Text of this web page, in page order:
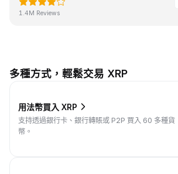
1.4M Reviews
多種方式，輕鬆交易 XRP
用法幣買入 XRP
支持透過銀行卡、銀行轉賬或 P2P 買入 60 多種貨
幣。